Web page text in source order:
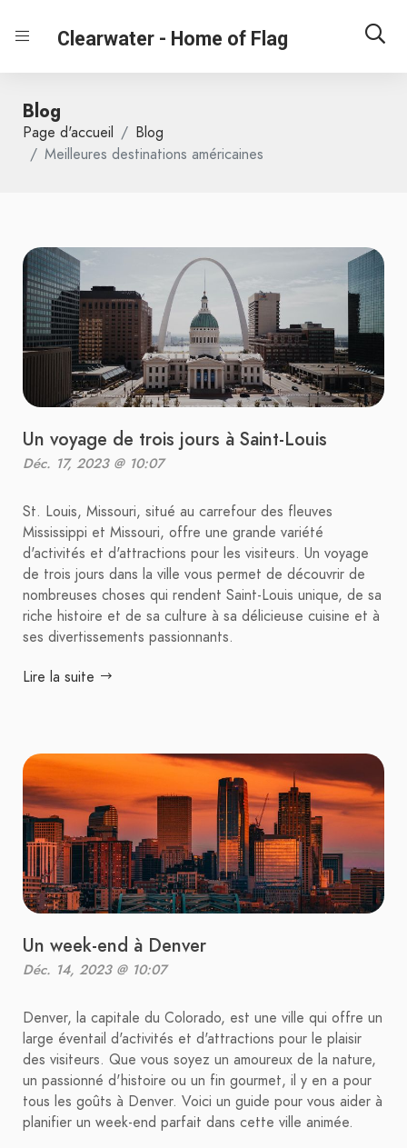
Clearwater - Home of Flag
Blog
Page d'accueil
Blog
Meilleures destinations américaines
Un voyage de trois jours à Saint-Louis
Déc. 17, 2023 @ 10:07
St. Louis, Missouri, situé au carrefour des fleuves
Mississippi et Missouri, offre une grande variété
d'activités et d'attractions pour les visiteurs. Un voyage
de trois jours dans la ville vous permet de découvrir de
nombreuses choses qui rendent Saint-Louis unique, de sa
riche histoire et de sa culture à sa délicieuse cuisine et à
ses divertissements passionnants.
Lire la suite
Un week-end à Denver
Déc. 14, 2023 @ 10:07
Denver, la capitale du Colorado, est une ville qui offre un
large éventail d'activités et d'attractions pour le plaisir
des visiteurs. Que vous soyez un amoureux de la nature,
un passionné d'histoire ou un fin gourmet, il y en a pour
tous les goûts à Denver. Voici un guide pour vous aider à
planifier un week-end parfait dans cette ville animée.